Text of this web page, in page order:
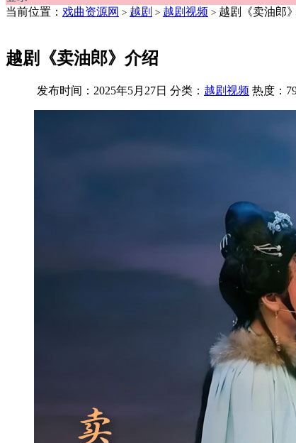
当前位置： 戏曲资源网 > 越剧 > 越剧视频 > 越剧《卖油郎
越剧《卖油郎》介绍
发布时间：2025年5月27日 分类： 越剧视频 热度：